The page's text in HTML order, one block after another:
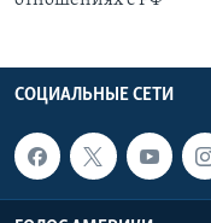
СОЦИАЛЬНЫЕ СЕТИ